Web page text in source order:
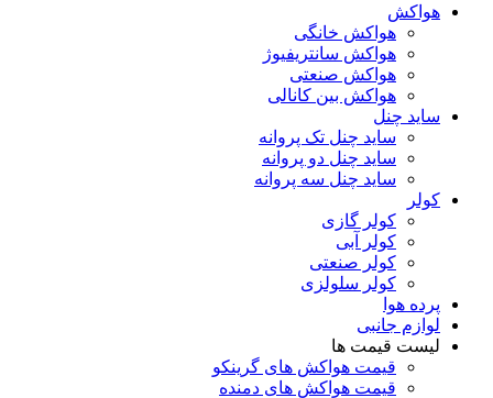
هواکش
هواکش خانگی
هواکش سانتریفیوژ
هواکش صنعتی
هواکش بین کانالی
ساید چنل
ساید چنل تک پروانه
ساید چنل دو پروانه
ساید چنل سه پروانه
کولر
کولر گازی
کولر آبی
کولر صنعتی
کولر سلولزی
پرده هوا
لوازم جانبی
لیست قیمت ها
قیمت هواکش های گرینکو
قیمت هواکش های دمنده